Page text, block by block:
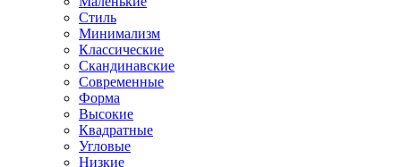
Стиль
Минимализм
Классические
Скандинавские
Современные
Форма
Высокие
Квадратные
Угловые
Низкие